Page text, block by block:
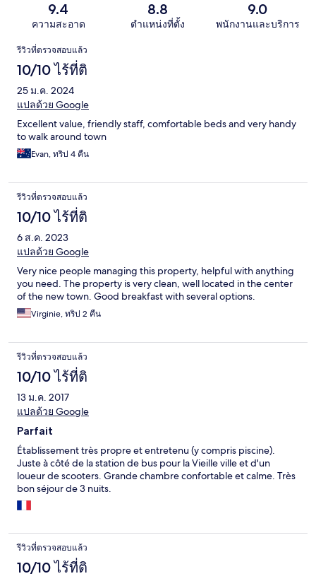
9.4
ความสะอาด
8.8
ตำแหน่งที่ตั้ง
9.0
พนักงานและบริการ
รีวิว
รีวิวที่ตรวจสอบแล้ว
10/10 ไร้ที่ติ
25 ม.ค. 2024
แปลด้วย Google
Excellent value, friendly staff, comfortable beds and very handy
to walk around town
Evan, ทริป 4 คืน
รีวิวที่ตรวจสอบแล้ว
10/10 ไร้ที่ติ
6 ส.ค. 2023
แปลด้วย Google
Very nice people managing this property, helpful with anything
you need. The property is very clean, well located in the center
of the new town. Good breakfast with several options.
Virginie, ทริป 2 คืน
รีวิวที่ตรวจสอบแล้ว
10/10 ไร้ที่ติ
13 ม.ค. 2017
แปลด้วย Google
Parfait
Établissement très propre et entretenu (y compris piscine).
Juste à côté de la station de bus pour la Vieille ville et d'un
loueur de scooters. Grande chambre confortable et calme. Très
bon séjour de 3 nuits.
รีวิวที่ตรวจสอบแล้ว
10/10 ไร้ที่ติ